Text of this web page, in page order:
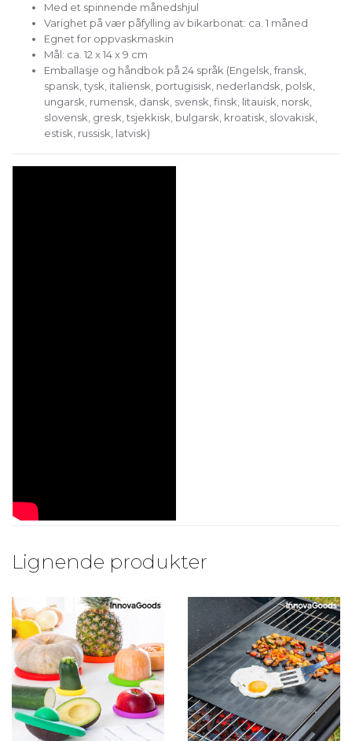
Med et spinnende månedshjul
Varighet på vær påfylling av bikarbonat: ca. 1 måned
Egnet for oppvaskmaskin
Mål: ca. 12 x 14 x 9 cm
Emballasje og håndbok på 24 språk (Engelsk, fransk,
spansk, tysk, italiensk, portugisisk, nederlandsk, polsk,
ungarsk, rumensk, dansk, svensk, finsk, litauisk, norsk,
slovensk, gresk, tsjekkisk, bulgarsk, kroatisk, slovakisk,
estisk, russisk, latvisk)
Lignende produkter